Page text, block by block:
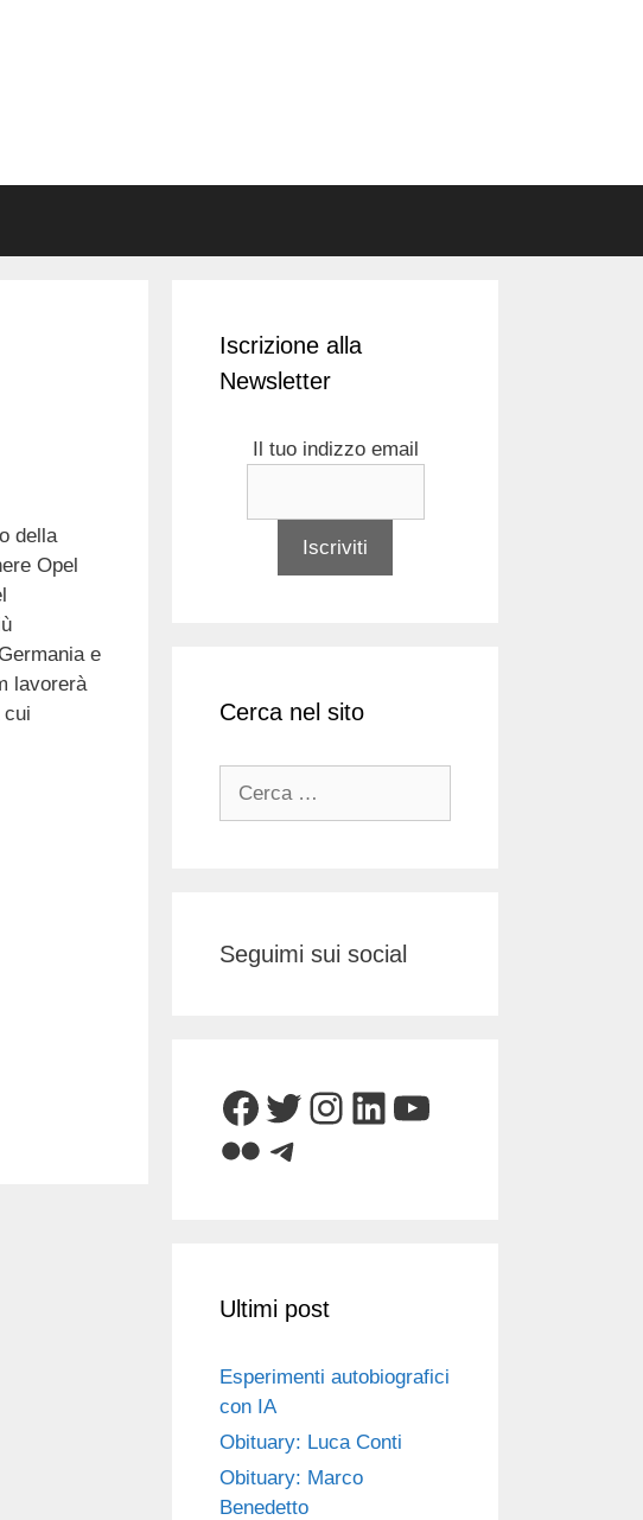
della
Opel
e
lavorerà
cui
Iscrizione alla
Newsletter
Il tuo indizzo email
Cerca nel sito
Seguimi sui social
Facebook
Twitter
Instagram
LinkedIn
YouTube
FlickrTelegram
Ultimi post
Esperimenti autobiografici
con IA
Obituary: Luca Conti
Obituary: Marco
Benedetto